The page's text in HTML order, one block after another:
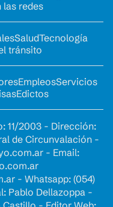
las redes
SaludTecnología
tránsito
EmpleosServicios
Edictos
11/2003 - Dirección:
de Circunvalación -
- Email:
- Whatsapp: (054)
Pablo Dellazoppa -